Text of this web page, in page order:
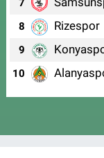
7
8 Rizespor
9
10